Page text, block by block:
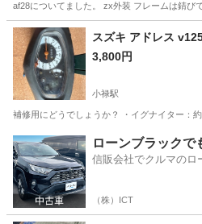
af28についてました。 zx外装 フレームは錆び
沖縄 中頭郡 てだこ浦西駅
スズキ アドレス
3,800円
小禄駅
補修用にどうでしょうか？ ・イグナイター：
沖縄 那覇市 小禄駅 スズキ
ローンブラックで
信販会社でクルマのロ
（株）ICT